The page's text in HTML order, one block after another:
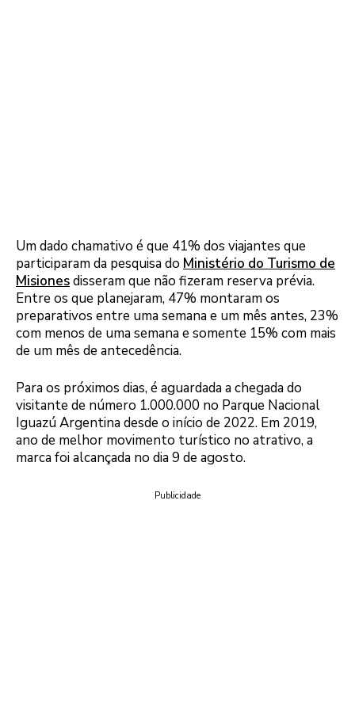
Um dado chamativo é que 41% dos viajantes que
participaram da pesquisa do Ministério do Turismo de
Misionesdisseram que não fizeram reserva prévia.
Entre os que planejaram, 47% montaram os
preparativos entre uma semana e um mês antes, 23%
com menos de uma semana e somente 15% com mais
de um mês de antecedência.
Para os próximos dias, é aguardada a chegada do
visitante de número 1.000.000 no Parque Nacional
Iguazú Argentina desde o início de 2022. Em 2019,
ano de melhor movimento turístico no atrativo, a
marca foi alcançada no dia 9 de agosto.
Publicidade